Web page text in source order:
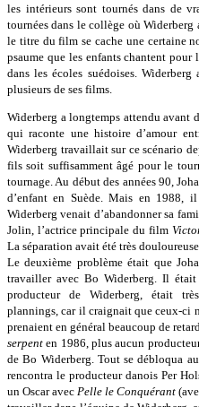
les intérieurs sont tournés dans de
tournées dans le collège où
le titre du film se cache une certaine
psaume que les enfants chantent pour
dans les écoles suédoises.
plusieurs de ses films.
Widerberg a longtemps attendu avant
qui raconte une histoire d’amour
Widerberg travaillait sur ce scénario
fils soit suffisamment âgé pour le
tournage. Au début des années 90,
d’enfant en Suède. Mais en 1988,
Widerberg venait d’abandonner sa
Jolin, l’actrice principale du film
La séparation avait été très
Le deuxième problème était que
travailler avec Bo Widerberg. Il
producteur de Widerberg, était
plannings, car il craignait que ceux-ci
prenaient en général beaucoup de
serpent en 1986, plus aucun
de Bo Widerberg. Tout se débloqua
rencontra le producteur danois Per
un Oscar avec Pelle le Conquérant